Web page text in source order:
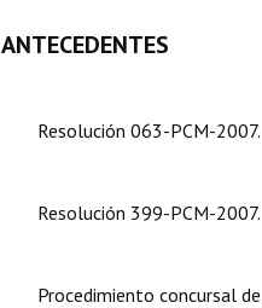
ANTECEDENTES
Resolución 063-PCM-2007.
Resolución 399-PCM-2007.
Procedimiento concursal